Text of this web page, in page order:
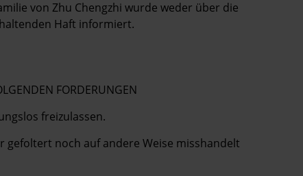
von Zhu Chengzhi wurde weder über die
Haft informiert.
FORDERUNGEN
freizulassen.
gefoltert noch auf andere Weise misshandelt